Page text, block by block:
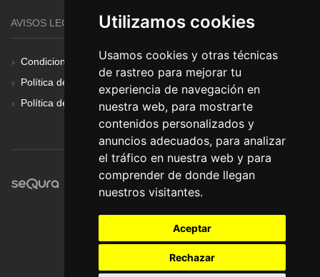
Utilizamos cookies
Usamos cookies y otras técnicas
de rastreo para mejorar tu
experiencia de navegación en
nuestra web, para mostrarte
contenidos personalizados y
anuncios adecuados, para analizar
el tráfico en nuestra web y para
comprender de donde llegan
nuestros visitantes.
Aceptar
Rechazar
AVISOS LEGALES
Condiciones Generales
Política de Cookies
Política de Privacidad